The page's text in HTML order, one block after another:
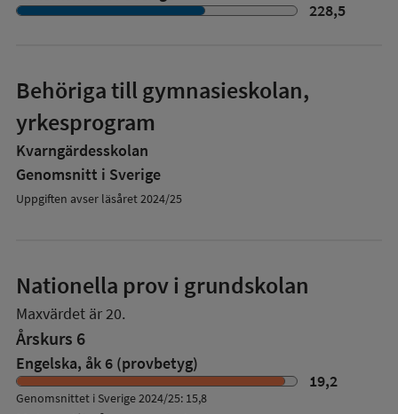
228,5
Behöriga till gymnasieskolan,
yrkesprogram
Kvarngärdesskolan
Genomsnitt i Sverige
Uppgiften avser läsåret 2024/25
Nationella prov i grundskolan
Maxvärdet är 20.
Årskurs 6
Engelska, åk 6 (provbetyg)
19,2
Genomsnittet i Sverige 2024/25: 15,8